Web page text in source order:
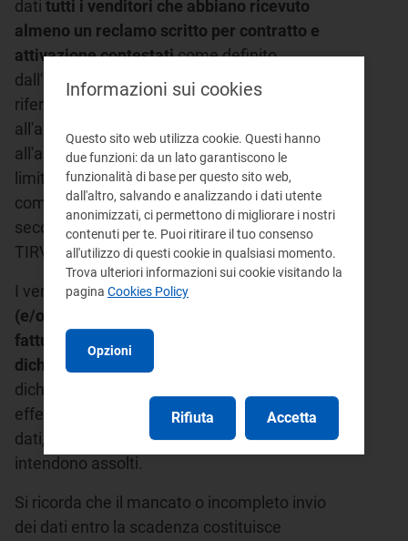
dati tutti i venditori che abbiano ricevuto
almeno un reclamo scritto per contratto e
attivazione contestaticome definito
dall'articolo 1 del TIRV nel periodo di
riferimento, da parte di clienti finali di cui
all'articolo 2.3, lettere a) e c) del TIV e di cui
all'articolo 2.3, lettere a), b) e d) del TIVG,
limitatamente ai punti con consumi annui
complessivamente inferiori a 200.000 Smc,
secondo quanto previsto dall'articolo 2 del
TIRV.
I venditori chenon hanno ricevuto reclami
(e/o rettifiche di fatturazione e/o di doppia
fatturazione) nell'anno e non hanno dati da
dichiarare
possono effettuare tale
dichiarazione nella raccolta stessa ed
effettuare l'invio definitivo. Con l'inoltro dei
dati, gli obblighi nei confronti dell'Autorità si
intendono assolti.
Si ricorda che il mancato o incompleto invio
dei dati entro la scadenza costituisce
Informazioni sui cookies
Questo sito web utilizza cookie. Questi hanno
due funzioni: da un lato garantiscono le
funzionalità di base per questo sito web,
dall'altro, salvando e analizzando i dati utente
anonimizzati, ci permettono di migliorare i nostri
contenuti per te. Puoi ritirare il tuo consenso
all'utilizzo di questi cookie in qualsiasi momento.
Trova ulteriori informazioni sui cookie visitando la
pagina Cookies Policy
Opzioni
Rifiuta Accetta